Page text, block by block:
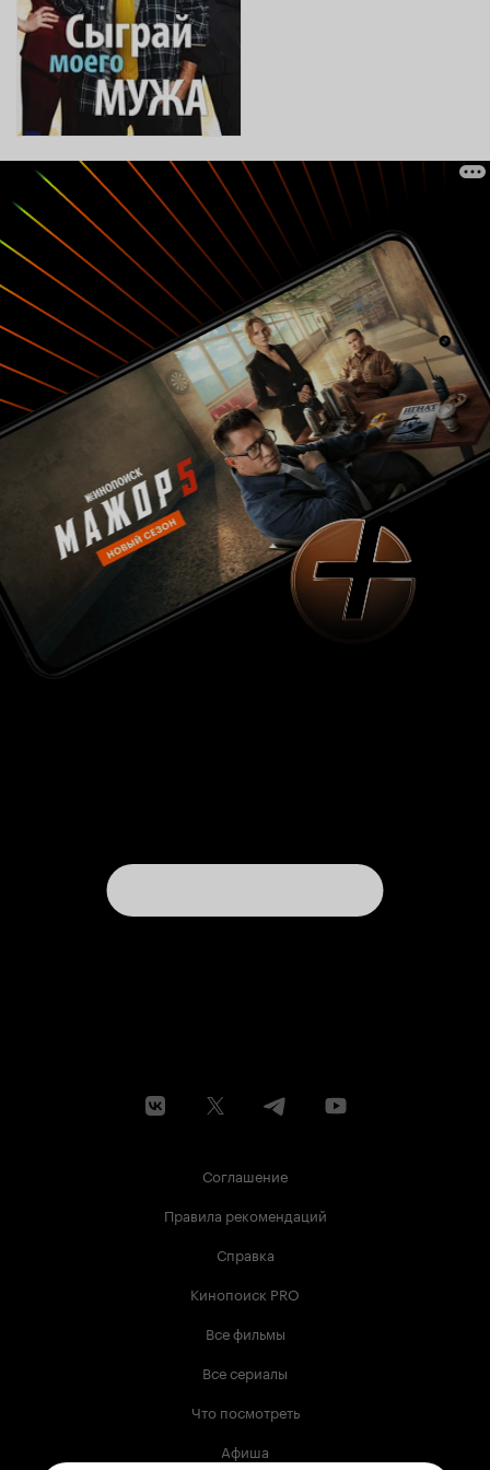
Соглашение
Правила рекомендаций
Справка
Кинопоиск PRO
Все фильмы
Все сериалы
Что посмотреть
Афиша